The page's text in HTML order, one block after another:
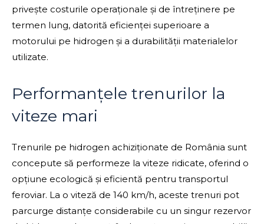
privește costurile operaționale și de întreținere pe
termen lung, datorită eficienței superioare a
motorului pe hidrogen și a durabilității materialelor
utilizate.
Performanțele trenurilor la
viteze mari
Trenurile pe hidrogen achiziționate de România sunt
concepute să performeze la viteze ridicate, oferind o
opțiune ecologică și eficientă pentru transportul
feroviar. La o viteză de 140 km/h, aceste trenuri pot
parcurge distanțe considerabile cu un singur rezervor